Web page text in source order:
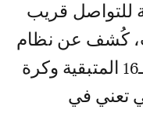
للتواصل قريب
كُشف عن نظام
ألوان جديد في المباريات الـ16 المتبقية وكرة
تعني في